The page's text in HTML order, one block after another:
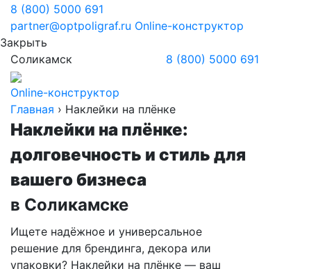
8 (800) 5000 691
partner@optpoligraf.ru Online-конструктор
Закрыть
Соликамск
8 (800) 5000 691
Online-конструктор
Главная › Наклейки на плёнке
Наклейки на плёнке:
долговечность и стиль для
вашего бизнеса
в Соликамске
Ищете надёжное и универсальное
решение для брендинга, декора или
упаковки? Наклейки на плёнке — ваш